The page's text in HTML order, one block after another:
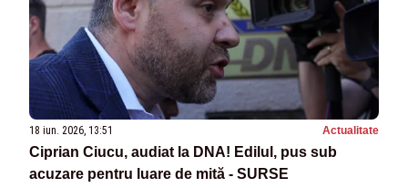
18 iun. 2026, 13:51 Actualitate
Ciprian Ciucu, audiat la DNA! Edilul, pus sub
acuzare pentru luare de mită - SURSE